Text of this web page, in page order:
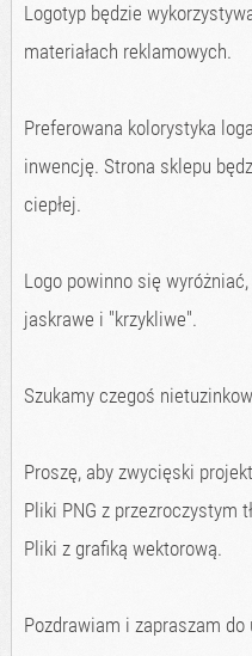
Logotyp będzie
materiałach reklamowych.
Preferowana kolorystyka
inwencję. Strona sklepu
ciepłej.
Logo powinno się
jaskrawe i "krzykliwe".
Szukamy czegoś
Proszę, aby zwycięski
Pliki PNG z przezroczystym
Pliki z grafiką wektorową.
Pozdrawiam i zapraszam do